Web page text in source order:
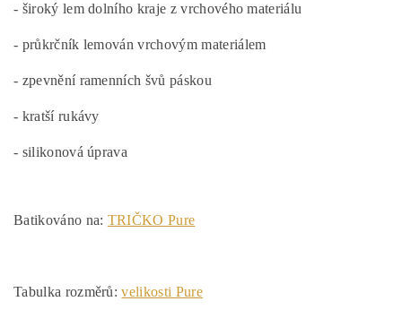
- široký lem dolního kraje z vrchového materiálu
- průkrčník lemován vrchovým materiálem
- zpevnění ramenních švů páskou
- kratší rukávy
- silikonová úprava
Batikováno na: TRIČKO Pure
Tabulka rozměrů:velikosti Pure